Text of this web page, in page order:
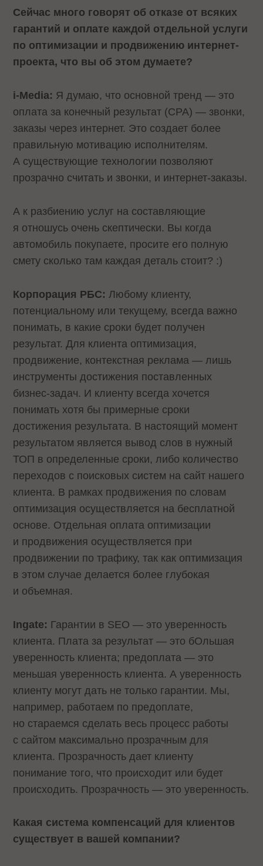
Сейчас много говорят об отказе от всяких
гарантий и оплате каждой отдельной услуги
по оптимизации и продвижению интернет-
проекта, что вы об этом думаете?
i-Media: Я думаю, что основной тренд — это
оплата за конечный результат (CPA) — звонки,
заказы через интернет. Это создает более
правильную мотивацию исполнителям.
А существующие технологии позволяют
прозрачно считать и звонки, и интернет-заказы.
А к разбиению услуг на составляющие
я отношусь очень скептически. Вы когда
автомобиль покупаете, просите его полную
смету сколько там каждая деталь стоит? :)
Корпорация РБС: Любому клиенту,
потенциальному или текущему, всегда важно
понимать, в какие сроки будет получен
результат. Для клиента оптимизация,
продвижение, контекстная реклама — лишь
инструменты достижения поставленных
бизнес-задач. И клиенту всегда хочется
понимать хотя бы примерные сроки
достижения результата. В настоящий момент
результатом является вывод слов в нужный
ТОП в определенные сроки, либо количество
переходов с поисковых систем на сайт нашего
клиента. В рамках продвижения по словам
оптимизация осуществляется на бесплатной
основе. Отдельная оплата оптимизации
и продвижения осуществляется при
продвижении по трафику, так как оптимизация
в этом случае делается более глубокая
и объемная.
Ingate: Гарантии в SEO — это уверенность
клиента. Плата за результат — это бОльшая
уверенность клиента; предоплата — это
меньшая уверенность клиента. А уверенность
клиенту могут дать не только гарантии. Мы,
например, работаем по предоплате,
но стараемся сделать весь процесс работы
с сайтом максимально прозрачным для
клиента. Прозрачность дает клиенту
понимание того, что происходит или будет
происходить. Прозрачность — это уверенность.
Какая система компенсаций для клиентов
существует в вашей компании?